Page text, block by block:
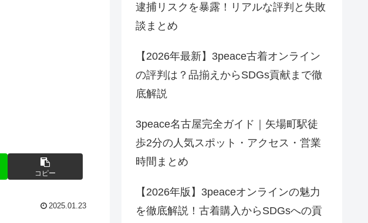
コピー
2025.01.23
逮捕リスクを暴露！リアルな評判と失敗
談まとめ
【2026年最新】3peace古着オンライン
の評判は？品揃えからSDGs貢献まで徹
底解説
3peace名古屋完全ガイド｜矢場町駅徒
歩2分の人気スポット・アクセス・営業
時間まとめ
【2026年版】3peaceオンラインの魅力
を徹底解説！古着購入からSDGsへの貢